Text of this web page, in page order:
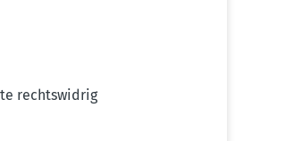
rechts­widrig